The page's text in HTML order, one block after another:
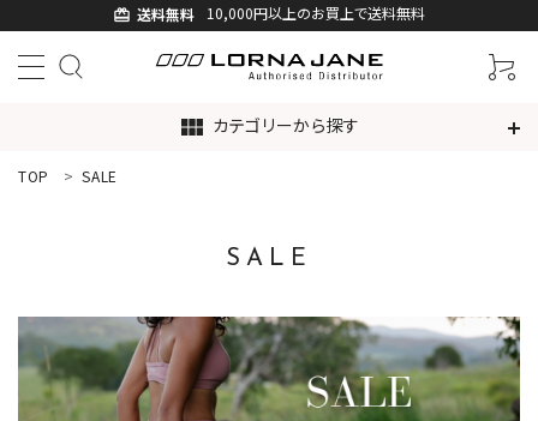
card_giftcard 送料無料 10,000円以上のお買上で送料無料
view_module カテゴリーから探す
ACCOUNT MENU
search
TOP SALE
SALE